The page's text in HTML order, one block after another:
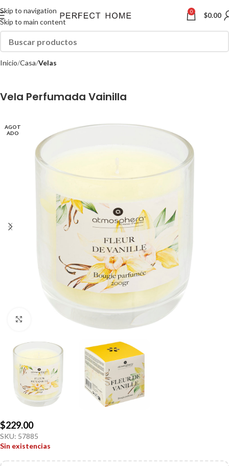
Skip to navigation
Skip to main content
0 $0.00
Inicio Casa Velas
Vela Perfumada Vainilla
AGOT
ADO
Click to enlarge
$229.00
SKU: 57885
Sin existencias